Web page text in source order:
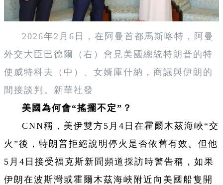
2026年2月6日，在阿曼首都馬斯喀特，阿曼
外交大臣巴德爾（右）會見美國總統特朗普的特
使威特科夫（中）、女婿庫什納，商議與伊朗的
間接談判。新華社發
美國為何會“搖擺不定”？
CNN稱，美伊雙方5月4日在霍爾木茲海峽“交
火”後，特朗普拒絕說明停火是否依舊有效。但他
5月4日接受福克斯新聞頻道採訪時警告稱，如果
伊朗在波斯灣或霍爾木茲海峽附近向美國船隻開